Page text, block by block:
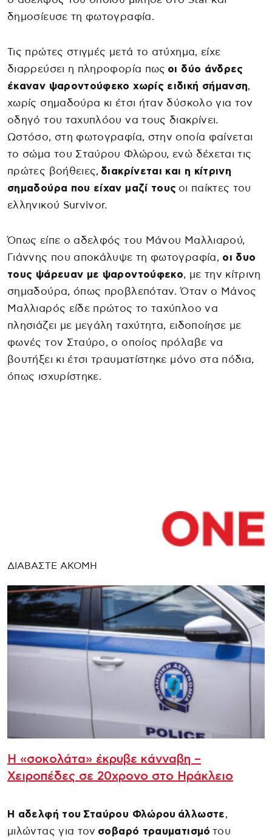
δημοσίευσε τη φωτογραφία.
Τις πρώτες στιγμές μετά το ατύχημα, είχε
διαρρεύσει η πληροφορία πως οι δύο άνδρες
έκαναν ψαροντούφεκο χωρίς ειδική σήμανση,
χωρίς σημαδούρα κι έτσι ήταν δύσκολο για τον
οδηγό του ταχυπλόου να τους διακρίνει.
Ωστόσο, στη φωτογραφία, στην οποία φαίνεται
το σώμα του Σταύρου Φλώρου, ενώ δέχεται τις
πρώτες βοήθειες, διακρίνεται και η κίτρινη
σημαδούρα που είχαν μαζί τους οι παίκτες του
ελληνικού Survivor.
Όπως είπε ο αδελφός του Μάνου Μαλλιαρού,
Γιάννης που αποκάλυψε τη φωτογραφία, οι δυο
τους ψάρευαν με ψαροντούφεκο, με την κίτρινη
σημαδούρα, όπως προβλεπόταν. Όταν ο Μάνος
Μαλλιαρός είδε πρώτος το ταχύπλοο να
πλησιάζει με μεγάλη ταχύτητα, ειδοποίησε με
φωνές τον Σταύρο, ο οποίος πρόλαβε να
βουτήξει κι έτσι τραυματίστηκε μόνο στα πόδια,
όπως ισχυρίστηκε.
ΔΙΑΒΑΣΤΕ ΑΚΟΜΗ
Η «σοκολάτα» έκρυβε κάνναβη –
Χειροπέδες σε 20χρονο στο Ηράκλειο
Η αδελφή του Σταύρου Φλώρου άλλωστε,
μιλώντας για τον σοβαρό τραυματισμό του